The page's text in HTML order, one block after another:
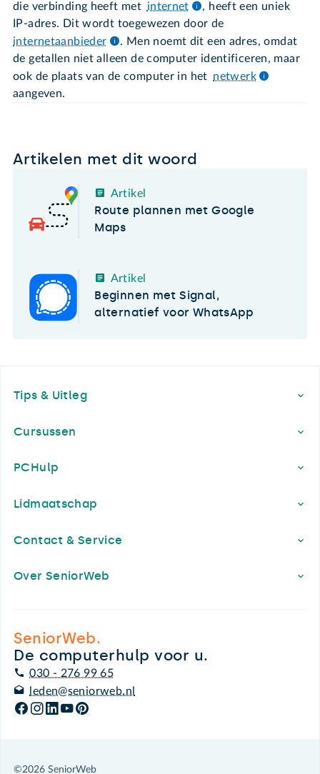
die verbinding heeft met internet
, heeft een uniek
IP-adres. Dit wordt toegewezen door de
internetaanbieder
. Men noemt dit een adres, omdat
de getallen niet alleen de computer identificeren, maar
ook de plaats van de computer in het netwerk
aangeven.
Artikelen met dit woord
Artikel
Route plannen met Google
Maps
Artikel
Beginnen met Signal,
alternatief voor WhatsApp
Tips & Uitleg
Cursussen
PCHulp
Lidmaatschap
Contact & Service
Over SeniorWeb
SeniorWeb.
De computerhulp voor u.
030 - 276 99 65
leden@seniorweb.nl
©2026 SeniorWeb